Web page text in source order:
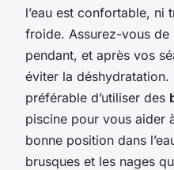
l’eau est confortable, ni
froide. Assurez-vous de
pendant, et après vos
éviter la déshydratation.
préférable d’utiliser des
piscine pour vous aider
bonne position dans
brusques et les nages